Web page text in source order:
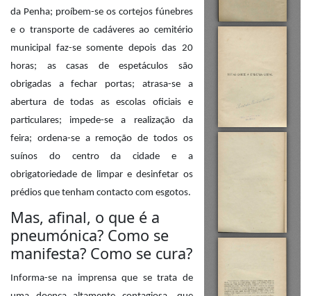
da Penha; proíbem-se os cortejos fúnebres
e o transporte de cadáveres ao cemitério
municipal faz-se somente depois das 20
horas; as casas de espetáculos são
obrigadas a fechar portas; atrasa-se a
abertura de todas as escolas oficiais e
particulares; impede-se a realização da
feira; ordena-se a remoção de todos os
suínos do centro da cidade e a
obrigatoriedade de limpar e desinfetar os
prédios que tenham contacto com esgotos.
Mas, afinal, o que é a
pneumónica? Como se
manifesta? Como se cura?
Informa-se na imprensa que se trata de